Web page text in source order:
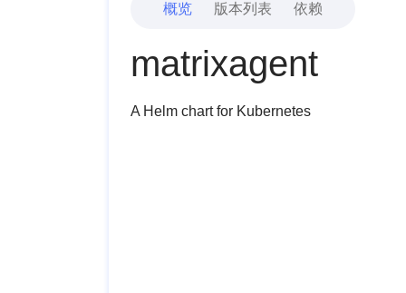
概览 版本列表 依赖
matrixagent
A Helm chart for Kubernetes